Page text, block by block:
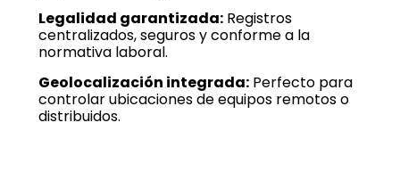
Legalidad garantizada: Registros
centralizados, seguros y conforme a la
normativa laboral.
Geolocalización integrada: Perfecto para
controlar ubicaciones de equipos remotos o
distribuidos.